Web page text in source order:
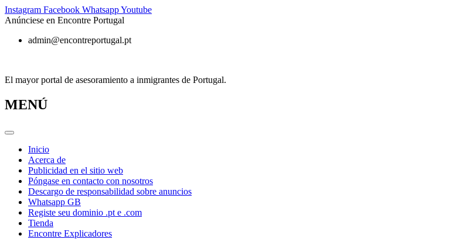
Ir
al
Instagram Facebook WhatsappYoutube
Anúnciese en Encontre Portugal
admin@encontreportugal.pt
El mayor portal de asesoramiento a inmigrantes de Portugal.
MENÚ
Inicio
Acerca de
Publicidad en el sitio web
Póngase en contacto con nosotros
Descargo de responsabilidad sobre anuncios
Whatsapp GB
Registe seu dominio .pt e .com
Tienda
Encontre Explicadores